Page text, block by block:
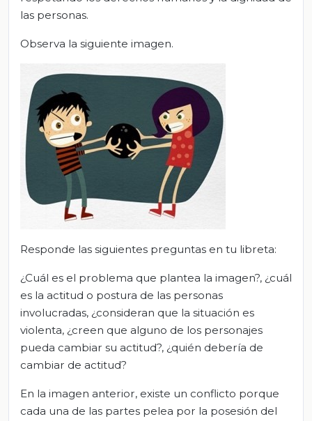
las personas.
Observa la siguiente imagen.
Responde las siguientes preguntas en tu libreta:
¿Cuál es el problema que plantea la imagen?, ¿cuál
es la actitud o postura de las personas
involucradas, ¿consideran que la situación es
violenta, ¿creen que alguno de los personajes
pueda cambiar su actitud?, ¿quién debería de
cambiar de actitud?
En la imagen anterior, existe un conflicto porque
cada una de las partes pelea por la posesión del